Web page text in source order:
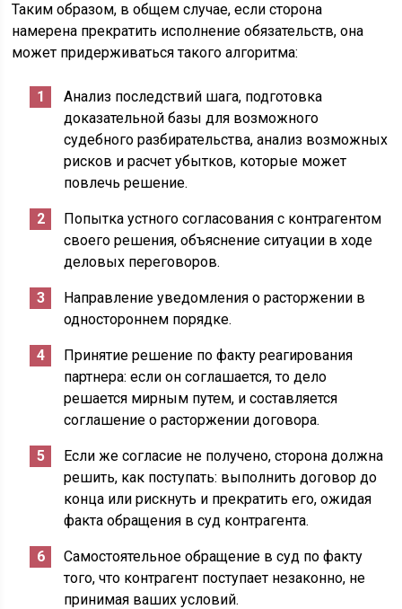
Таким образом, в общем случае, если сторона
намерена прекратить исполнение обязательств, она
может придерживаться такого алгоритма:
Анализ последствий шага, подготовка
доказательной базы для возможного
судебного разбирательства, анализ возможных
рисков и расчет убытков, которые может
повлечь решение.
Попытка устного согласования с контрагентом
своего решения, объяснение ситуации в ходе
деловых переговоров.
Направление уведомления о расторжении в
одностороннем порядке.
Принятие решение по факту реагирования
партнера: если он соглашается, то дело
решается мирным путем, и составляется
соглашение о расторжении договора.
Если же согласие не получено, сторона должна
решить, как поступать: выполнить договор до
конца или рискнуть и прекратить его, ожидая
факта обращения в суд контрагента.
Самостоятельное обращение в суд по факту
того, что контрагент поступает незаконно, не
принимая ваших условий.